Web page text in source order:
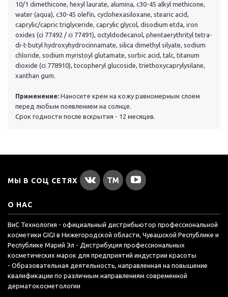
10/1 dimethicone, hexyl laurate, alumina, c30-45 alkyl methicone,
water (aqua), c30-45 olefin, cyclohexasiloxane, stearic acid,
caprylic/capric triglyceride, caprylic glycol, disodium etda, iron
oxides (ci 77492 / ci 77491), octyldodecanol, phentaerythrityl tetra-
di-t-butyl hydroxyhydrocinnamate, silica dimethyl silyate, sodium
chloride, sodium myristoyl glutamate, sorbic acid, talc, titanum
dioxide (ci 778910), tocopheryl glucoside, triethoxycaprylysilane,
xanthan gum.
Применение: Наносите крем на кожу равномерным слоем
перед любым появлением на солнце.
Срок годности после вскрытия - 12 месяцев.
МЫ В СОЦ СЕТЯХ
О НАС
ВиС Технология - официальный дистрибьютор профессиональной
косметики GIGI в Нижегородской области, Чувашской Республике и
Республике Марий Эл - Дистрибуция профессиональных
косметических марок для предприятий индустрии красоты
- Образовательная деятельность, направленная на повышение
квалификации по различным направлениям современной
дерматокосметологии